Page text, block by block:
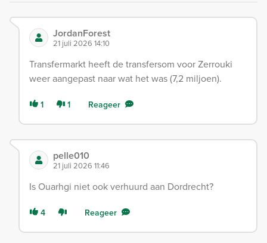
JordanForest
21 juli 2026 14:10
Transfermarkt heeft de transfersom voor Zerrouki
weer aangepast naar wat het was (7,2 miljoen).
1 1 Reageer
pelle010
21 juli 2026 11:46
Is Ouarhgi niet ook verhuurd aan Dordrecht?
4 Reageer